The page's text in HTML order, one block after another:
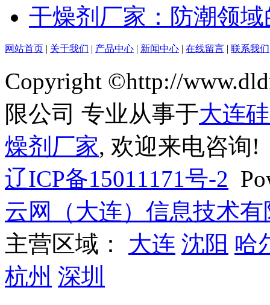
干燥剂厂家：防潮领
网站首页 关于我们 产品中心 新闻中心 在线留言 联系我们
Copyright ©http://
限公司 专业从事于大连
燥剂厂家, 欢迎来电咨询!
辽ICP备15011171号-2
云网（大连）信息技术有
主营区域： 大连 沈阳 哈
杭州 深圳